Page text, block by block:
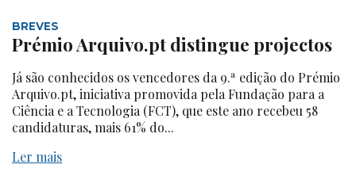
BREVES
Prémio Arquivo.pt distingue projectos
Já são conhecidos os vencedores da 9.ª edição do Prémio
Arquivo.pt, iniciativa promovida pela Fundação para a
Ciência e a Tecnologia (FCT), que este ano recebeu 58
candidaturas, mais 61% do...
Ler mais